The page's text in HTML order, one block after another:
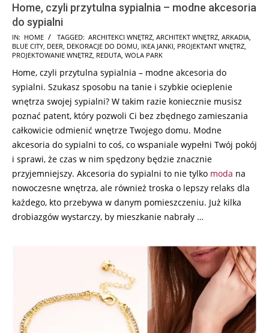
Home, czyli przytulna sypialnia – modne akcesoria
do sypialni
2025-
01-
IN: HOME TAGGED: ARCHITEKCI WNĘTRZ ARCHITEKT WNĘTRZ ARKADIA
BLUE CITY DEER DEKORACJE DO DOMU IKEA JANKI PROJEKTANT WNĘTRZ
PROJEKTOWANIE WNĘTRZ REDUTA WOLA PARK
Home, czyli przytulna sypialnia – modne akcesoria do
sypialni. Szukasz sposobu na tanie i szybkie ocieplenie
wnętrza swojej sypialni? W takim razie koniecznie musisz
poznać patent, który pozwoli Ci bez zbędnego zamieszania
całkowicie odmienić wnętrze Twojego domu. Modne
akcesoria do sypialni to coś, co wspaniale wypełni Twój pokój
i sprawi, że czas w nim spędzony będzie znacznie
przyjemniejszy. Akcesoria do sypialni to nie tylko moda na
nowoczesne wnętrza, ale również troska o lepszy relaks dla
każdego, kto przebywa w danym pomieszczeniu. Już kilka
drobiazgów wystarczy, by mieszkanie nabrały …